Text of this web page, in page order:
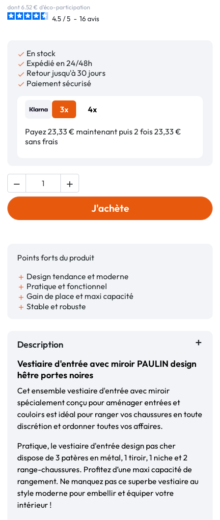
dont 6.52 € d'éco-participation
4.5 /5 - 16avis
 En stock
 Expédié en 24/48h
 Retour jusqu'à 30 jours
 Paiement sécurisé
3x 4x
Payez 23,33 € maintenant puis 2 fois 23,33 €
sans frais
 
J'achète
Points forts du produit
add Design tendance et moderne
add Pratique et fonctionnel
add Gain de place et maxi capacité
add Stable et robuste
Description
Vestiaire d'entrée avec miroir PAULIN design
hêtre portes noires
Cet ensemble vestiaire d'entrée avec miroir
spécialement conçu pour aménager entrées et
couloirs est idéal pour ranger vos chaussures en toute
discrétion et ordonner toutes vos affaires.
Pratique, le vestiaire d'entrée design pas cher
dispose de 3 patères en métal, 1 tiroir, 1 niche et 2
range-chaussures. Profitez d’une maxi capacité de
rangement. Ne manquez pas ce superbe vestiaire au
style moderne pour embellir et équiper votre
intérieur !